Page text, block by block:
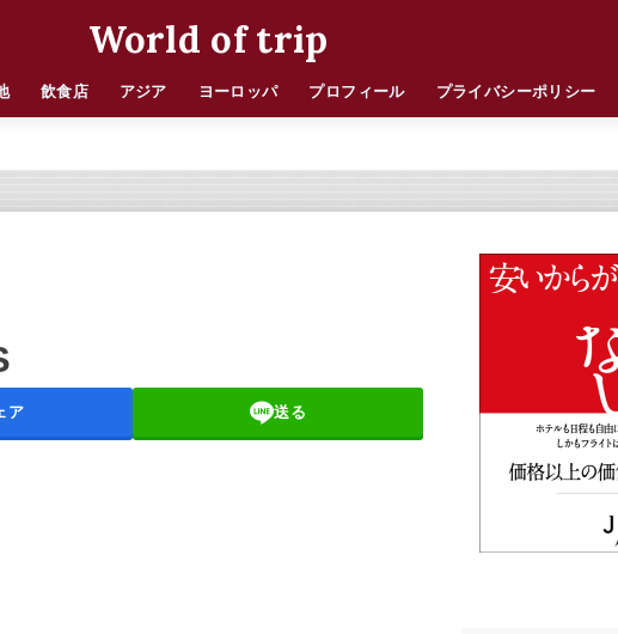
World of trip
飲食店 アジア ヨーロッパ プロフィール プライバシーポリシー
ア 送る